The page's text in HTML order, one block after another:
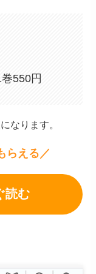
550円
なります。
らえる／
読む